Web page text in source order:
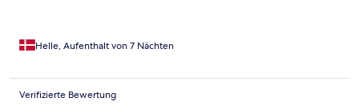
Helle, Aufenthalt von 7 Nächten
Verifizierte Bewertung